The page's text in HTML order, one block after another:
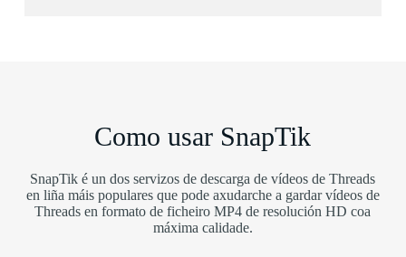
Como usar SnapTik
SnapTik é un dos servizos de descarga de vídeos de Threads
en liña máis populares que pode axudarche a gardar vídeos de
Threads en formato de ficheiro MP4 de resolución HD coa
máxima calidade.